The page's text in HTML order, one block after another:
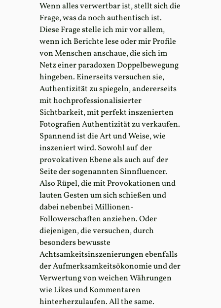
Wenn alles verwertbar ist, stellt sich die
Frage, was da noch authentisch ist.
Diese Frage stelle ich mir vor allem,
wenn ich Berichte lese oder mir Profile
von Menschen anschaue, die sich im
Netz einer paradoxen Doppelbewegung
hingeben. Einerseits versuchen sie,
Authentizität zu spiegeln, andererseits
mit hochprofessionalisierter
Sichtbarkeit, mit perfekt inszenierten
Fotografien Authentizität zu verkaufen.
Spannend ist die Art und Weise, wie
inszeniert wird. Sowohl auf der
provokativen Ebene als auch auf der
Seite der sogenannten Sinnfluencer.
Also Rüpel, die mit Provokationen und
lauten Gesten um sich schießen und
dabei nebenbei Millionen-
Followerschaften anziehen. Oder
diejenigen, die versuchen, durch
besonders bewusste
Achtsamkeitsinszenierungen ebenfalls
der Aufmerksamkeitsökonomie und der
Verwertung von weichen Währungen
wie Likes und Kommentaren
hinterherzulaufen. All the same.